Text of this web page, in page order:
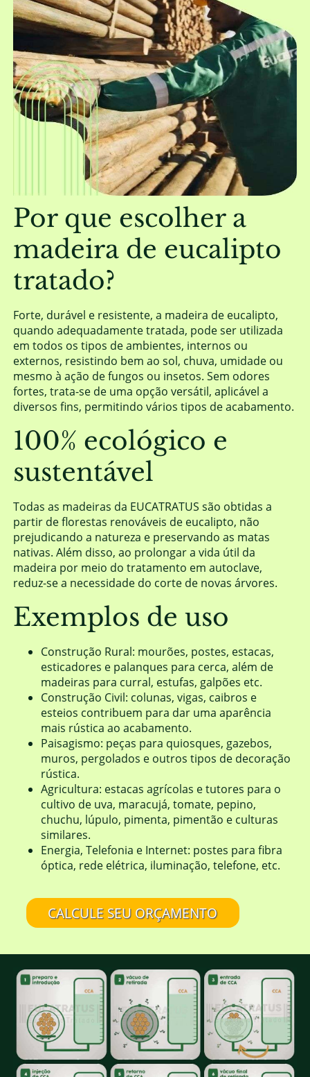
Por que escolher a
madeira de eucalipto
tratado?
Forte, durável e resistente, a madeira de eucalipto,
quando adequadamente tratada, pode ser utilizada
em todos os tipos de ambientes, internos ou
externos, resistindo bem ao sol, chuva, umidade ou
mesmo à ação de fungos ou insetos. Sem odores
fortes, trata-se de uma opção versátil, aplicável a
diversos fins, permitindo vários tipos de acabamento.
100% ecológico e
sustentável
Todas as madeiras da EUCATRATUS são obtidas a
partir de florestas renováveis de eucalipto, não
prejudicando a natureza e preservando as matas
nativas. Além disso, ao prolongar a vida útil da
madeira por meio do tratamento em autoclave,
reduz-se a necessidade do corte de novas árvores.
Exemplos de uso
Construção Rural: mourões, postes, estacas,
esticadores e palanques para cerca, além de
madeiras para curral, estufas, galpões etc.
Construção Civil: colunas, vigas, caibros e
esteios contribuem para dar uma aparência
mais rústica ao acabamento.
Paisagismo: peças para quiosques, gazebos,
muros, pergolados e outros tipos de decoração
rústica.
Agricultura: estacas agrícolas e tutores para o
cultivo de uva, maracujá, tomate, pepino,
chuchu, lúpulo, pimenta, pimentão e culturas
similares.
Energia, Telefonia e Internet: postes para fibra
óptica, rede elétrica, iluminação, telefone, etc.
CALCULE SEU ORÇAMENTO